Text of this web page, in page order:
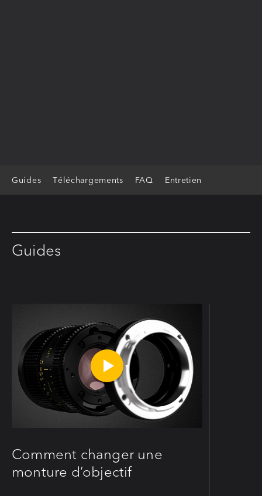
Guides Téléchargements FAQ Entretien
Guides
Comment changer une
monture d’objectif